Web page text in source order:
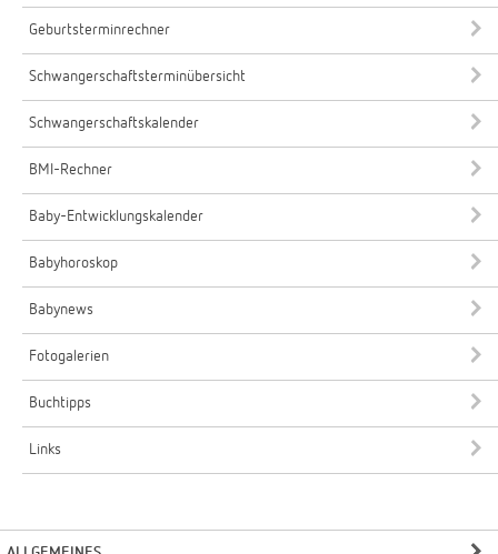
Geburtsterminrechner
Schwangerschaftsterminübersicht
Schwangerschaftskalender
BMI-Rechner
Baby-Entwicklungskalender
Babyhoroskop
Babynews
Fotogalerien
Buchtipps
Links